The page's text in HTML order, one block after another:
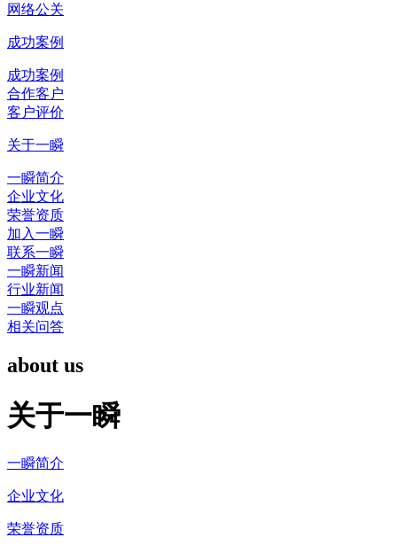
网络公关
成功案例
成功案例
合作客户
客户评价
关于一瞬
一瞬简介
企业文化
荣誉资质
加入一瞬
联系一瞬
一瞬新闻
行业新闻
一瞬观点
相关问答
about us
关于一瞬
一瞬简介
企业文化
荣誉资质